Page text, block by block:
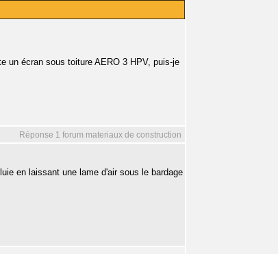
un écran sous toiture AERO 3 HPV, puis-je
Réponse 1 forum materiaux de construction
en laissant une lame d'air sous le bardage